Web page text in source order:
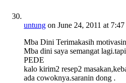
untung on June 24, 2011 at 7:47
Mba Dini Terimakasih
Mba dini saya semangat
PEDE
kalo kirim2 resep2
ada cowoknya.saranin dong .